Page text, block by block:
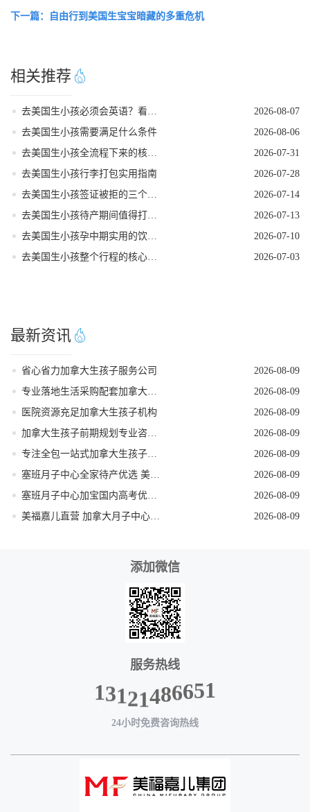
下一篇：自由行到美国生宝宝暗藏的多重危机
相关推荐
2026-08-07
去美国生小孩需要满足什么条件
2026-08-06
2026-07-31
去美国生小孩行李打包实用指南
2026-07-28
2026-07-14
2026-07-13
2026-07-10
2026-07-03
最新资讯
省心省力加拿大生孩子服务公司
2026-08-09
2026-08-09
医院资源充足加拿大生孩子机构
2026-08-09
2026-08-09
2026-08-09
2026-08-09
2026-08-09
2026-08-09
添加微信
服务热线
13121486651
24小时免费咨询热线